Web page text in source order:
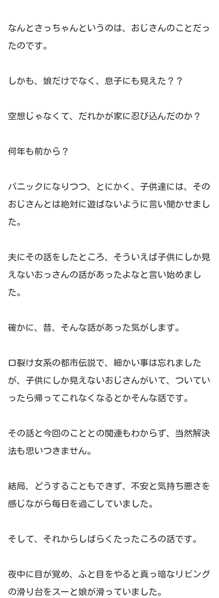
なんとさっちゃんというのは、おじさんのことだっ
たのです。
しかも、娘だけでなく、息子にも見えた？？
空想じゃなくて、だれかが家に忍び込んだのか？
何年も前から？
パニックになりつつ、とにかく、子供達には、その
おじさんとは絶対に遊ばないように言い聞かせまし
た。
夫にその話をしたところ、そういえば子供にしか見
えないおっさんの話があったよなと言い始めまし
た。
確かに、昔、そんな話があった気がします。
口裂け女系の都市伝説で、細かい事は忘れました
が、子供にしか見えないおじさんがいて、ついてい
ったら帰ってこれなくなるとかそんな話です。
その話と今回のこととの関連もわからず、当然解決
法も思いつきません。
結局、どうすることもできず、不安と気持ち悪さを
感じながら毎日を過ごしていました。
そして、それからしばらくたったころの話です。
夜中に目が覚め、ふと目をやると真っ暗なリビング
の滑り台をスーと娘が滑っていました。